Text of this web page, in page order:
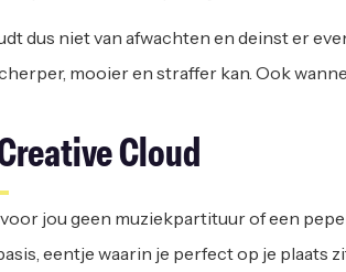
dus niet van afwachten en deinst er
mooier en straffer kan. Ook
Cloud
jou geen muziekpartituur of een
eentje waarin je perfect op je plaats